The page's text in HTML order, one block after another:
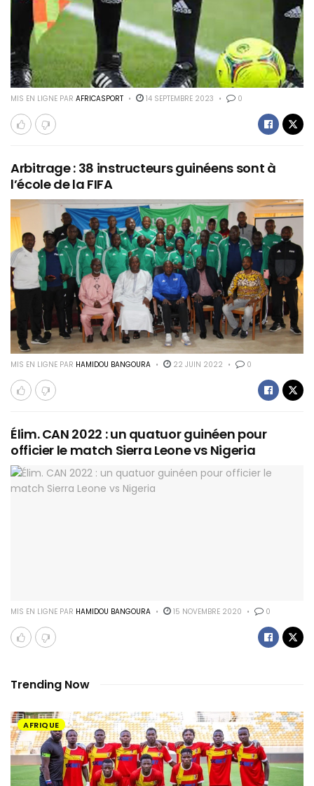
MIS EN LIGNE PAR AFRICASPORT 14 SEPTEMBRE 2023 0
Arbitrage : 38 instructeurs guinéens sont à
l’école de la FIFA
MIS EN LIGNE PAR HAMIDOU BANGOURA 22 JUIN 2022 0
Élim. CAN 2022 : un quatuor guinéen pour
officier le match Sierra Leone vs Nigeria
MIS EN LIGNE PAR HAMIDOU BANGOURA 15 NOVEMBRE 2020 0
Trending Now
AFRIQUE